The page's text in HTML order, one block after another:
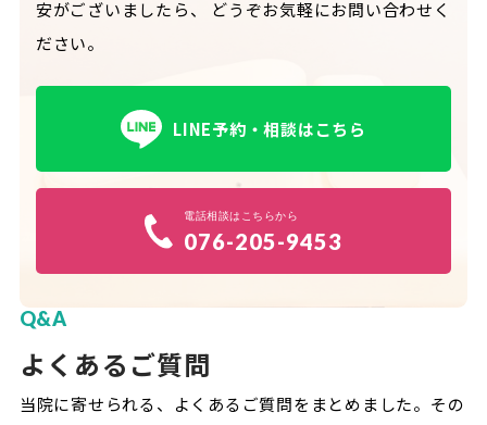
安がございましたら、
どうぞお気軽にお問い合わせく
ださい。
LINE予約・相談はこちら
電話相談はこちらから
076-205-9453
Q&A
よくあるご質問
当院に寄せられる、よくあるご質問をまとめました。 その